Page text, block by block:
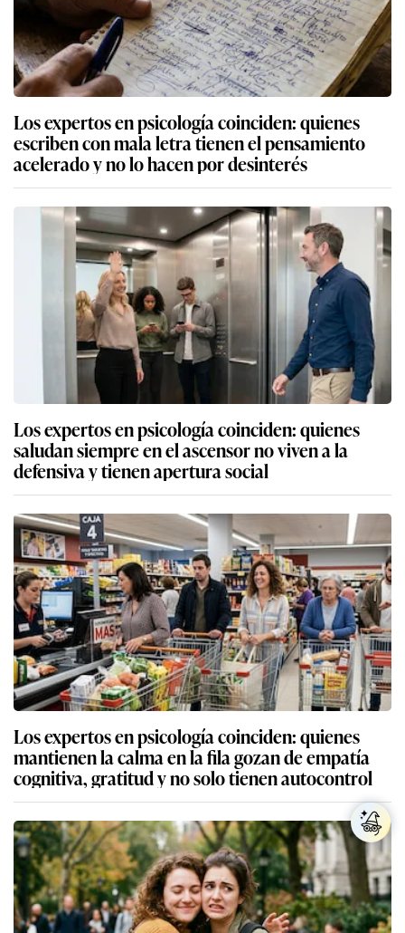
Los expertos en psicología coinciden: quienes
escriben con mala letra tienen el pensamiento
acelerado y no lo hacen por desinterés
Los expertos en psicología coinciden: quienes
saludan siempre en el ascensor no viven a la
defensiva y tienen apertura social
Los expertos en psicología coinciden: quienes
mantienen la calma en la fila gozan de empatía
cognitiva, gratitud y no solo tienen autocontrol